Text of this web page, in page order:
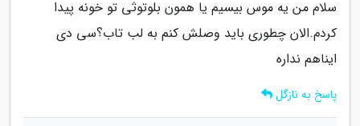
سلام من یه موس بیسیم یا همون بلوتوثی تو خونه پیدا
کردم.الان چطوری باید وصلش کنم به لب تاب؟سی دی
ایناهم نداره
پاسخ به نازگل